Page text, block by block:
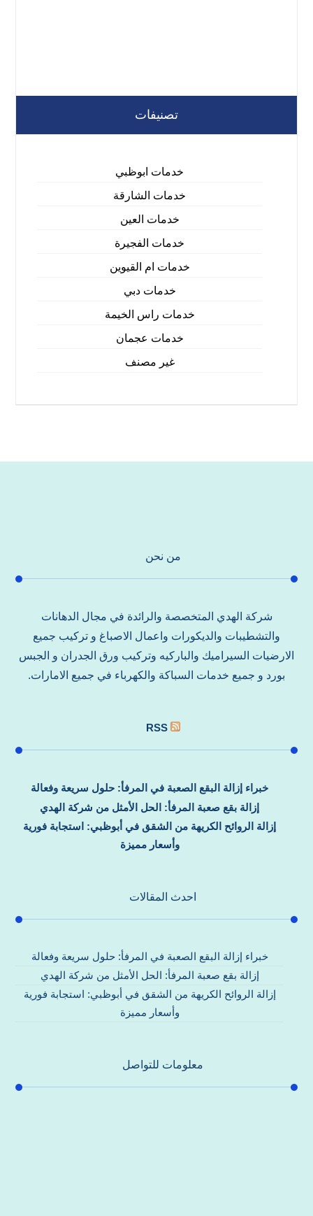
تصنيفات
خدمات ابوظبي
خدمات الشارقة
خدمات العين
خدمات الفجيرة
خدمات ام القيوين
خدمات دبي
خدمات راس الخيمة
خدمات عجمان
غير مصنف
من نحن
شركة الهدي المتخصصة والرائدة في مجال الدهانات
والتشطيبات والديكورات واعمال الاصباغ و تركيب جميع
الارضيات السيراميك والباركيه وتركيب ورق الجدران و الجبس
بورد و جميع خدمات السباكة والكهرباء في جميع الامارات.
RSS
خبراء إزالة البقع الصعبة في المرفأ: حلول سريعة وفعالة
إزالة بقع صعبة المرفأ: الحل الأمثل من شركة الهدي
إزالة الروائح الكريهة من الشقق في أبوظبي: استجابة فورية
وأسعار مميزة
احدث المقالات
خبراء إزالة البقع الصعبة في المرفأ: حلول سريعة وفعالة
إزالة بقع صعبة المرفأ: الحل الأمثل من شركة الهدي
إزالة الروائح الكريهة من الشقق في أبوظبي: استجابة فورية
وأسعار مميزة
معلومات للتواصل